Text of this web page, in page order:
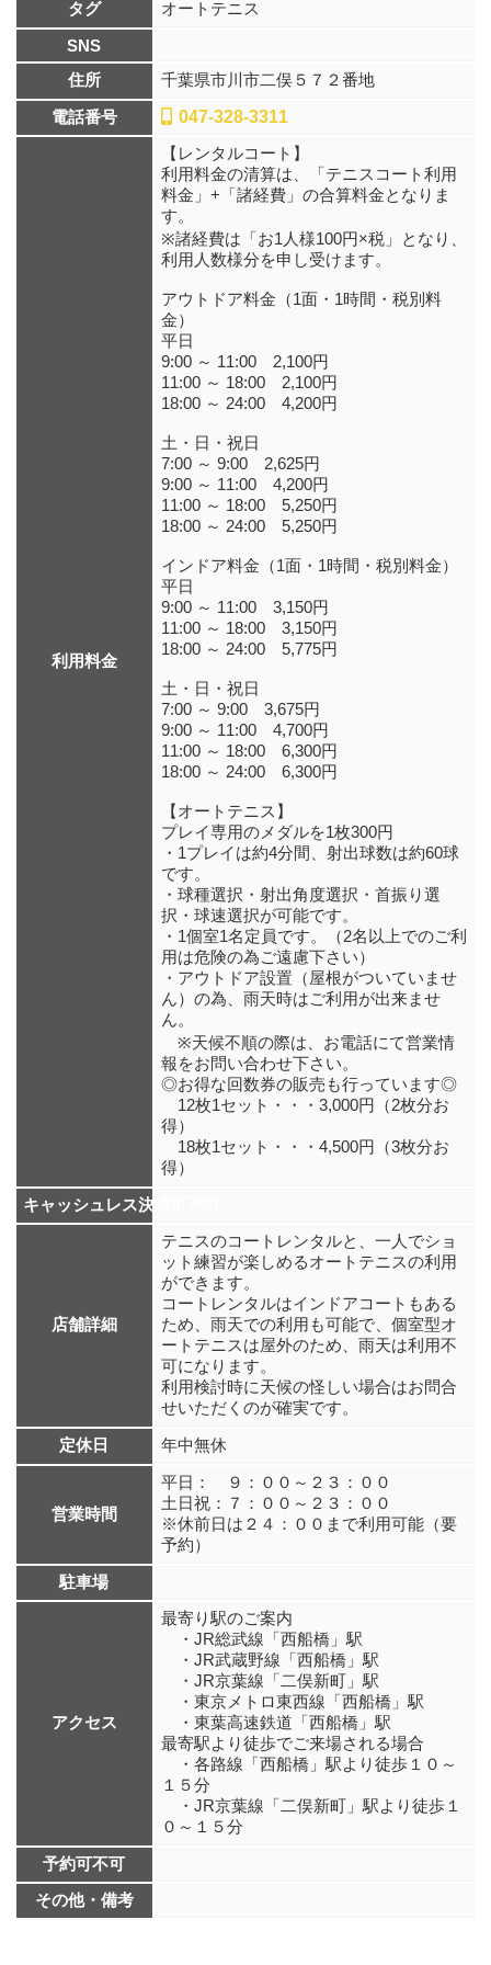
タグ
オートテニス
SNS
住所
千葉県市川市二俣５７２番地
電話番号
047-328-3311
利用料金
【レンタルコート】
利用料金の清算は、「テニスコート利用
料金」+「諸経費」の合算料金となりま
す。
※諸経費は「お1人様100円×税」となり、
利用人数様分を申し受けます。
アウトドア料金（1面・1時間・税別料
金）
平日
9:00 ～ 11:00 2,100円
11:00 ～ 18:00 2,100円
18:00 ～ 24:00 4,200円
土・日・祝日
7:00 ～ 9:00 2,625円
9:00 ～ 11:00 4,200円
11:00 ～ 18:00 5,250円
18:00 ～ 24:00 5,250円
インドア料金（1面・1時間・税別料金）
平日
9:00 ～ 11:00 3,150円
11:00 ～ 18:00 3,150円
18:00 ～ 24:00 5,775円
土・日・祝日
7:00 ～ 9:00 3,675円
9:00 ～ 11:00 4,700円
11:00 ～ 18:00 6,300円
18:00 ～ 24:00 6,300円
【オートテニス】
プレイ専用のメダルを1枚300円
・1プレイは約4分間、射出球数は約60球
です。
・球種選択・射出角度選択・首振り選
択・球速選択が可能です。
・1個室1名定員です。（2名以上でのご利
用は危険の為ご遠慮下さい）
・アウトドア設置（屋根がついていませ
ん）の為、雨天時はご利用が出来ませ
ん。
※天候不順の際は、お電話にて営業情
報をお問い合わせ下さい。
◎お得な回数券の販売も行っています◎
12枚1セット・・・3,000円（2枚分お
得）
18枚1セット・・・4,500円（3枚分お
得）
キャッシュレス決済可不可
店舗詳細
テニスのコートレンタルと、一人でショ
ット練習が楽しめるオートテニスの利用
ができます。
コートレンタルはインドアコートもある
ため、雨天での利用も可能で、個室型オ
ートテニスは屋外のため、雨天は利用不
可になります。
利用検討時に天候の怪しい場合はお問合
せいただくのが確実です。
定休日
年中無休
営業時間
平日： ９：００～２３：００
土日祝：７：００～２３：００
※休前日は２４：００まで利用可能（要
予約）
駐車場
アクセス
最寄り駅のご案内
・JR総武線「西船橋」駅
・JR武蔵野線「西船橋」駅
・JR京葉線「二俣新町」駅
・東京メトロ東西線「西船橋」駅
・東葉高速鉄道「西船橋」駅
最寄駅より徒歩でご来場される場合
・各路線「西船橋」駅より徒歩１０～
１５分
・JR京葉線「二俣新町」駅より徒歩１
０～１５分
予約可不可
その他・備考